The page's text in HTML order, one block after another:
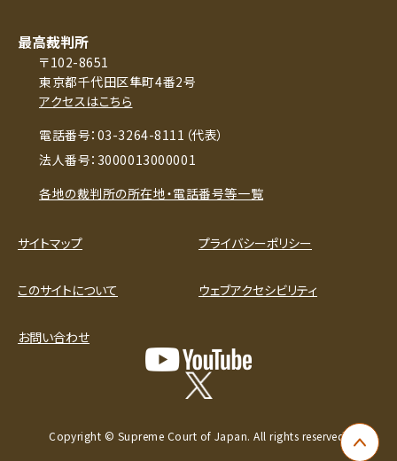
ペー
最高裁判所
〒102-8651
東京都千代田区隼町4番2号
アクセスはこちら
電話番号：03-3264-8111（代表）
法人番号：3000013000001
各地の裁判所の所在地・電話番号等一覧
サイトマップ プライバシーポリシー
このサイトについて ウェブアクセシビリティ
お問い合わせ
Copyright © Supreme Court of Japan. All rights reserved.